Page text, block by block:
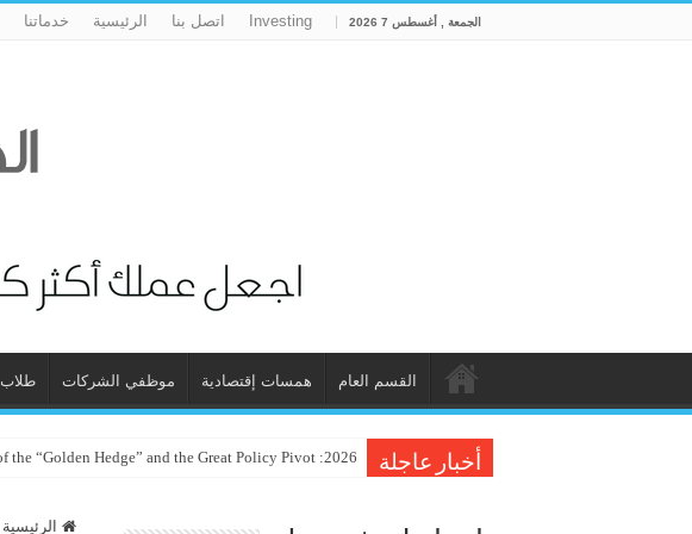
الجمعة , أغسطس 7 2026 Investing اتصل بنا الرئيسية خدماتنا
القسم العام همسات إقتصادية موظفي الشركات
أخبار عاجلة 2026: The Year of the “Golden Hedge” and the Great Policy Pivot
الرئيسية